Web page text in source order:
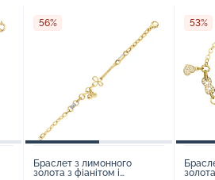
56%
Браслет з лимонного
золота з фіанітом і
53%